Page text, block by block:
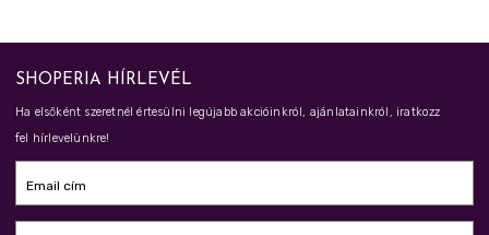
SHOPERIA HÍRLEVÉL
Ha elsőként szeretnél értesülni legújabb akcióinkról, ajánlatainkról, iratkozz
fel hírlevelünkre!
Email cím